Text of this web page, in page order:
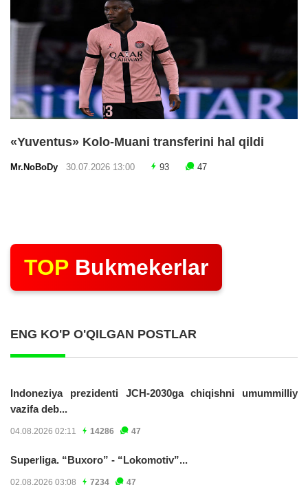
«Yuventus» Kolo-Muani transferini hal qildi
Mr.NoBoDy 30.07.2026 13:00 93 47
TOP Bukmekerlar
ENG KO'P O'QILGAN POSTLAR
Indoneziya prezidenti JCH-2030ga chiqishni umummilliy
vazifa deb...
04.08.2026 02:11 14286 47
Superliga. “Buxoro” - “Lokomotiv”...
02.08.2026 03:08 7234 47